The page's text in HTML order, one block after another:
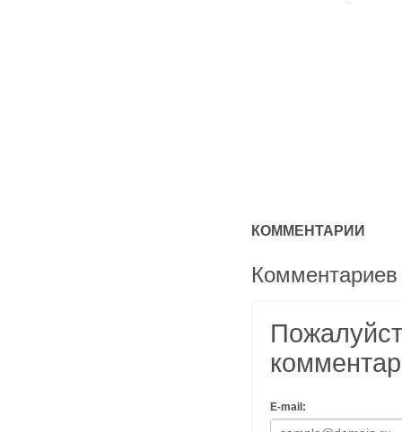
КОММЕНТАРИИ
Комментариев
E-mail: